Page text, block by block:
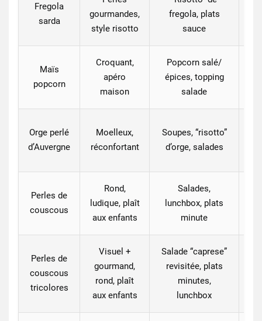
Fregola
sarda
gourmandes,
style risotto
fregola, plats
sauce
Maïs
popcorn
Croquant,
apéro
maison
Popcorn salé/
épices, topping
salade
Orge perlé
d’Auvergne
Moelleux,
réconfortant
Soupes, “risotto”
d’orge, salades
Perles de
couscous
Rond,
ludique, plaît
aux enfants
Salades,
lunchbox, plats
minute
Perles de
couscous
tricolores
Visuel +
gourmand,
rond, plaît
aux enfants
Salade “caprese”
revisitée, plats
minutes,
lunchbox